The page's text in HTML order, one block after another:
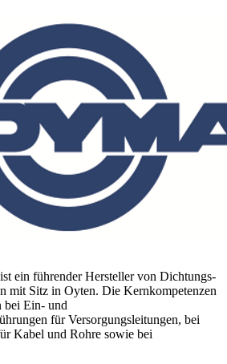
ist ein führender Hersteller von Dichtungs-
mit Sitz in Oyten. Die Kernkompetenzen
bei Ein- und
für Versorgungsleitungen, bei
Kabel und Rohre sowie bei